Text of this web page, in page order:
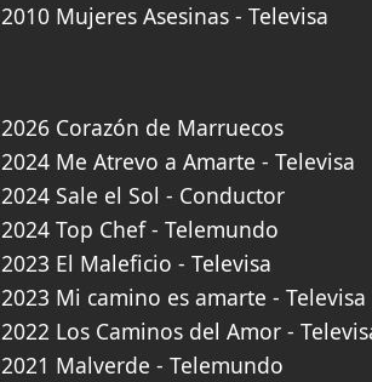
2010 Mujeres Asesinas - Televisa
2026 Corazón de Marruecos
2024 Me Atrevo a Amarte - Televisa
2024 Sale el Sol - Conductor
2024 Top Chef - Telemundo
2023 El Maleficio - Televisa
2023 Mi camino es amarte -
2022 Los Caminos del Amor -
2021 Malverde - Telemundo